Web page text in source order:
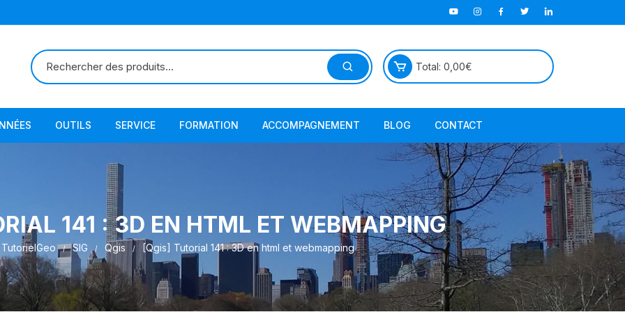
Total: 0,00€
OUTILS SERVICE FORMATION ACCOMPAGNEMENT BLOG
TutorielGeo
CONTACT
141 : 3D EN HTML ET WEBMAPPING
TutorielGeo SIG Qgis [Qgis] Tutorial 141 : 3D en html et webmapping